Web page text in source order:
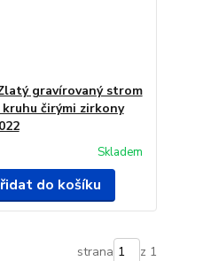
gravírovaný strom
čirými zirkony
Skladem
do košíku
strana z 1